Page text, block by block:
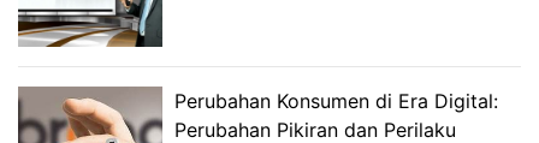
Perubahan Konsumen di Era Digital:
Perubahan Pikiran dan Perilaku